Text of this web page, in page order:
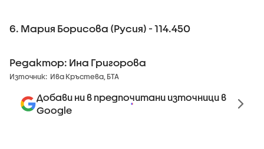
6. Мария Борисова (Русия) - 114.450
Редактор: Ина Григорова
Източник: Ива Кръстева, БТА
Добави ни в предпочитани източници в
Google